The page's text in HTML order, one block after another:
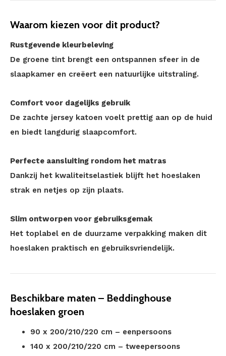
Waarom kiezen voor dit product?
Rustgevende kleurbeleving
De groene tint brengt een ontspannen sfeer in de
slaapkamer en creëert een natuurlijke uitstraling.
Comfort voor dagelijks gebruik
De zachte jersey katoen voelt prettig aan op de huid
en biedt langdurig slaapcomfort.
Perfecte aansluiting rondom het matras
Dankzij het kwaliteitselastiek blijft het hoeslaken
strak en netjes op zijn plaats.
Slim ontworpen voor gebruiksgemak
Het toplabel en de duurzame verpakking maken dit
hoeslaken praktisch en gebruiksvriendelijk.
Beschikbare maten – Beddinghouse
hoeslaken groen
90 x 200/210/220 cm – eenpersoons
140 x 200/210/220 cm – tweepersoons